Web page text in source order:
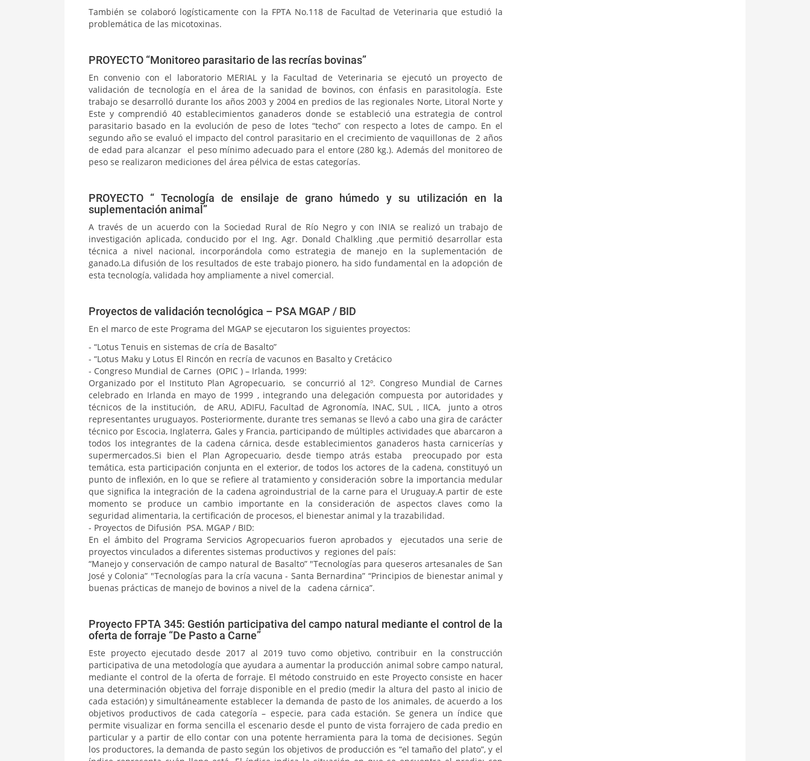
También se colaboró logísticamente con la FPTA No.118 de Facultad de Veterinaria que estudió la
problemática de las micotoxinas.
PROYECTO “Monitoreo parasitario de las recrías bovinas”
En convenio con el laboratorio MERIAL y la Facultad de Veterinaria se ejecutó un proyecto de
validación de tecnología en el área de la sanidad de bovinos, con énfasis en parasitología. Este
trabajo se desarrolló durante los años 2003 y 2004 en predios de las regionales Norte, Litoral Norte y
Este y comprendió 40 establecimientos ganaderos donde se estableció una estrategia de control
parasitario basado en la evolución de peso de lotes “techo” con respecto a lotes de campo. En el
segundo año se evaluó el impacto del control parasitario en el crecimiento de vaquillonas de 2 años
de edad para alcanzar el peso mínimo adecuado para el entore (280 kg.). Además del monitoreo de
peso se realizaron mediciones del área pélvica de estas categorías.
PROYECTO “ Tecnología de ensilaje de grano húmedo y su utilización en la
suplementación animal”
A través de un acuerdo con la Sociedad Rural de Río Negro y con INIA se realizó un trabajo de
investigación aplicada, conducido por el Ing. Agr. Donald Chalkling ,que permitió desarrollar esta
técnica a nivel nacional, incorporándola como estrategia de manejo en la suplementación de
ganado.La difusión de los resultados de este trabajo pionero, ha sido fundamental en la adopción de
esta tecnología, validada hoy ampliamente a nivel comercial.
Proyectos de validación tecnológica – PSA MGAP / BID
En el marco de este Programa del MGAP se ejecutaron los siguientes proyectos:
- “Lotus Tenuis en sistemas de cría de Basalto”
- “Lotus Maku y Lotus El Rincón en recría de vacunos en Basalto y Cretácico
- Congreso Mundial de Carnes (OPIC ) – Irlanda, 1999:
Organizado por el Instituto Plan Agropecuario, se concurrió al 12º. Congreso Mundial de Carnes
celebrado en Irlanda en mayo de 1999 , integrando una delegación compuesta por autoridades y
técnicos de la institución, de ARU, ADIFU, Facultad de Agronomía, INAC, SUL , IICA, junto a otros
representantes uruguayos. Posteriormente, durante tres semanas se llevó a cabo una gira de carácter
técnico por Escocia, Inglaterra, Gales y Francia, participando de múltiples actividades que abarcaron a
todos los integrantes de la cadena cárnica, desde establecimientos ganaderos hasta carnicerías y
supermercados.Si bien el Plan Agropecuario, desde tiempo atrás estaba preocupado por esta
temática, esta participación conjunta en el exterior, de todos los actores de la cadena, constituyó un
punto de inflexión, en lo que se refiere al tratamiento y consideración sobre la importancia medular
que significa la integración de la cadena agroindustrial de la carne para el Uruguay.A partir de este
momento se produce un cambio importante en la consideración de aspectos claves como la
seguridad alimentaria, la certificación de procesos, el bienestar animal y la trazabilidad.
- Proyectos de Difusión PSA. MGAP / BID:
En el ámbito del Programa Servicios Agropecuarios fueron aprobados y ejecutados una serie de
proyectos vinculados a diferentes sistemas productivos y regiones del país:
“Manejo y conservación de campo natural de Basalto” "Tecnologías para queseros artesanales de San
José y Colonia” "Tecnologías para la cría vacuna - Santa Bernardina” “Principios de bienestar animal y
buenas prácticas de manejo de bovinos a nivel de la cadena cárnica”.
Proyecto FPTA 345: Gestión participativa del campo natural mediante el control de la
oferta de forraje “De Pasto a Carne”
Este proyecto ejecutado desde 2017 al 2019 tuvo como objetivo, contribuir en la construcción
participativa de una metodología que ayudara a aumentar la producción animal sobre campo natural,
mediante el control de la oferta de forraje. El método construido en este Proyecto consiste en hacer
una determinación objetiva del forraje disponible en el predio (medir la altura del pasto al inicio de
cada estación) y simultáneamente establecer la demanda de pasto de los animales, de acuerdo a los
objetivos productivos de cada categoría – especie, para cada estación. Se genera un índice que
permite visualizar en forma sencilla el escenario desde el punto de vista forrajero de cada predio en
particular y a partir de ello contar con una potente herramienta para la toma de decisiones. Según
los productores, la demanda de pasto según los objetivos de producción es “el tamaño del plato”, y el